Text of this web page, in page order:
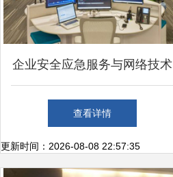
企业安全应急服务与网络技术
服务科学报价指南
查看详情
更新时间：2026-08-08 22:57:35